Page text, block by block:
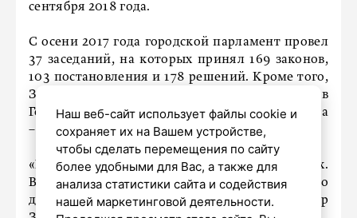
сентября 2018 года.
С осени 2017 года городской парламент провел
37 заседаний, на которых принял 169 законов,
103 постановления и 178 решений. Кроме того,
ЗакС направил шесть федеральных инициатив в
Государственную думу РФ, а губернатору города
– 39 запросов.
«Мы слышали сигналы людей и понимали их.
Всегда все было направлено на результат, на то
дело, которое есть», – сказал спикер
Наш веб-сайт использует файлы cookie и
сохраняет их на Вашем устройстве,
чтобы сделать перемещения по сайту
более удобными для Вас, а также для
анализа статистики сайта и содействия
нашей маркетинговой деятельности.